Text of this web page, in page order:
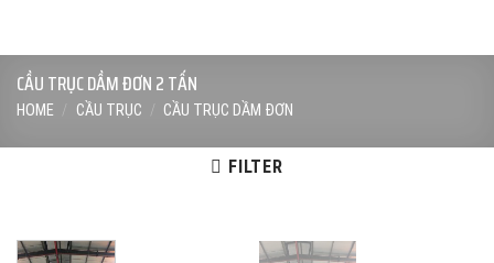
CẦU TRỤC DẦM ĐƠN 2 TẤN
HOME / CẦU TRỤC / CẦU TRỤC DẦM ĐƠN
FILTER